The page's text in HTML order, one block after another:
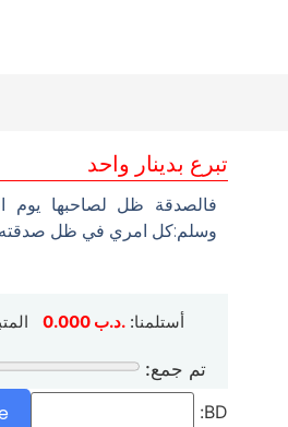
تبرع بدينار واحد
فالصدقة ظل لصاحبها يوم
وسلم:كل امري في ظل صدقته
أستلمنا: .د.ب
تم جمع:
BD: